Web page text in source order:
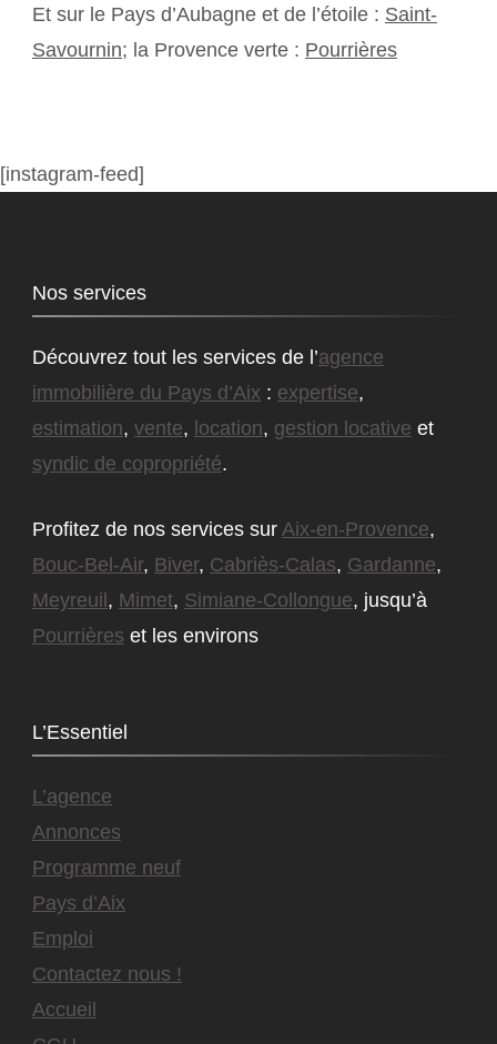
Et sur le Pays d’Aubagne et de l’étoile : Saint-
Savournin; la Provence verte : Pourrières
[instagram-feed]
Nos services
Découvrez tout les services de l’agence
immobilière du Pays d’Aix : expertise,
estimation, vente, location, gestion locative et
syndic de copropriété.
Profitez de nos services sur Aix-en-Provence,
Bouc-Bel-Air, Biver, Cabriès-Calas, Gardanne,
Meyreuil, Mimet, Simiane-Collongue, jusqu’à
Pourrières et les environs
L’Essentiel
L’agence
Annonces
Programme neuf
Pays d’Aix
Emploi
Contactez nous !
Accueil